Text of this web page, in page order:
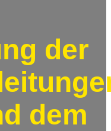
der
dem